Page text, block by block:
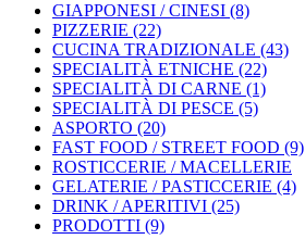
GIAPPONESI / CINESI (8)
PIZZERIE (22)
CUCINA TRADIZIONALE (43)
SPECIALITÀ ETNICHE (22)
SPECIALITÀ DI CARNE (1)
SPECIALITÀ DI PESCE (5)
ASPORTO (20)
FAST FOOD / STREET FOOD (9)
ROSTICCERIE / MACELLERIE
GELATERIE / PASTICCERIE (4)
DRINK / APERITIVI (25)
PRODOTTI (9)